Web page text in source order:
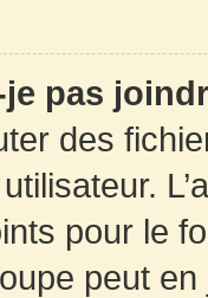
pas
des
pour le
peut